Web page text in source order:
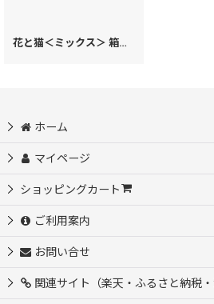
花と猫＜ミックス＞ 箱まち口金付き札入れ［t］
ホーム
マイページ
ショッピングカート
ご利用案内
お問い合せ
関連サイト（楽天・ふるさと納税・